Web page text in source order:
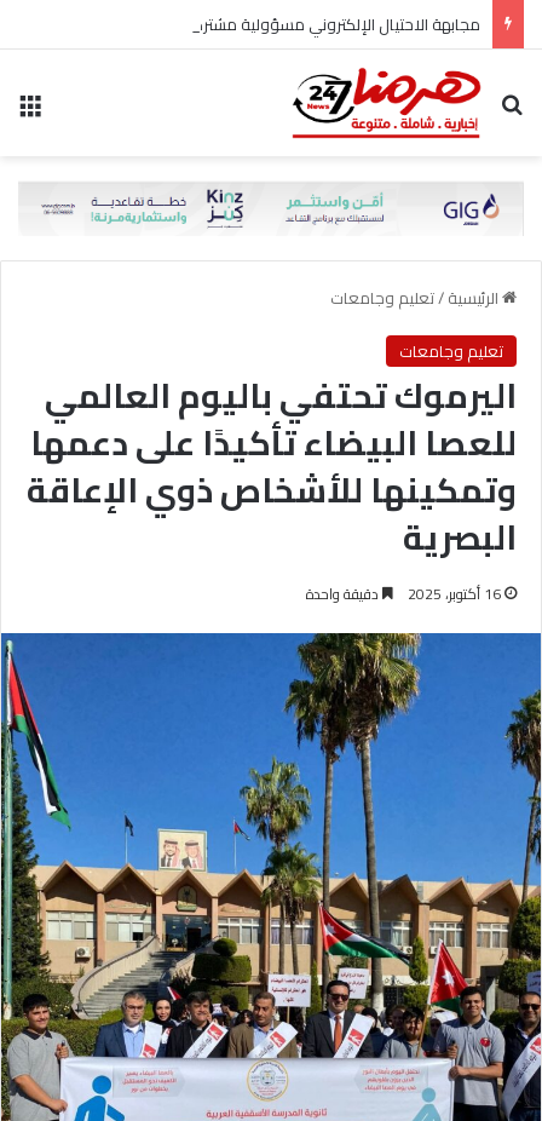
مجابهة الاحتيال الإلكتروني مسؤولية مشتركة
بحث عن
الرئيسية/تعليم وجامعات
تعليم وجامعات
اليرموك تحتفي باليوم العالمي
للعصا البيضاء تأكيدًا على دعمها
وتمكينها للأشخاص ذوي الإعاقة
البصرية
16 أكتوبر، 2025 دقيقة واحدة